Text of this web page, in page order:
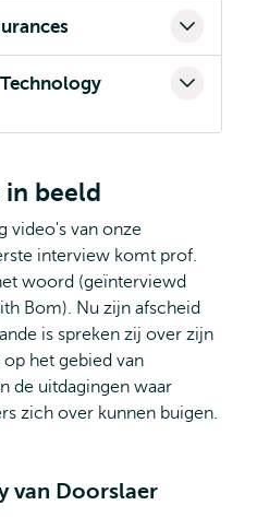
in beeld
video's van onze
interview komt prof.
woord (geïnterviewd
Bom). Nu zijn afscheid
is spreken zij over zijn
het gebied van
de uitdagingen waar
zich over kunnen buigen.
van Doorslaer